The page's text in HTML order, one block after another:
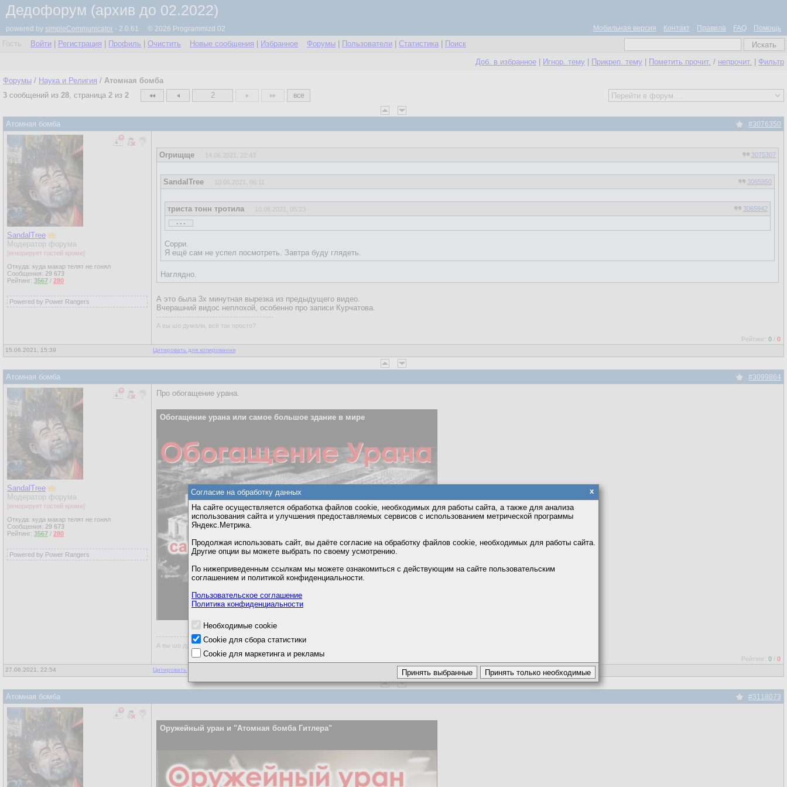
Дедофорум (архив до 02.2022)
powered by simpleCommunicator - 2.0.61 © 2026 Programmizd 02 Мобильная версия Контакт Правила FAQ Помощь
Гость Войти Регистрация Профиль Очистить Новые сообщения Избранное Форумы Пользователи Статистика Поиск
Доб. в избранное Игнор. тему Прикреп. тему Пометить прочит. / непрочит. Фильтр
Форумы / Наука и Религия / Атомная бомба
3 сообщений из 28, страница 2 из 2 2 все
Атомная бомба #3076350
SandalTree
Модератор форума
[игнорирует гостей кроме]
Откуда: куда макар телят не гонял
Сообщения: 29 673
Рейтинг: 3567 / 280
Powered by Power Rangers
Огрищще 14.06.2021, 22:43 3075307
SandalTree 10.06.2021, 06:11 3065950
триста тонн тротила 10.06.2021, 05:23 3065942
......
Сорри.
Я ещё сам не успел посмотреть. Завтра буду глядеть.
Наглядно.
А это была 3х минутная вырезка из предыдущего видео.
Вчерашний видос неплохой, особенно про записи Курчатова.
А вы шо думали, всё так просто?
Рейтинг: 0 / 0
15.06.2021, 15:39 Цитировать для копирования
Атомная бомба #3099864
SandalTree
Модератор форума
[игнорирует гостей кроме]
Откуда: куда макар телят не гонял
Сообщения: 29 673
Рейтинг: 3567 / 280
Powered by Power Rangers
Про обогащение урана.
Обогащение урана или самое большое здание в мире
А вы шо думали, всё так просто?
Рейтинг: 0 / 0
27.06.2021, 22:54 Цитировать для копирования
Атомная бомба #3118073
Оружейный уран и "Атомная бомба Гитлера"
Согласие на обработку данных
x
На сайте осуществляется обработка файлов cookie, необходимых для работы сайта, а также для анализа
использования сайта и улучшения предоставляемых сервисов с использованием метрической программы
Яндекс.Метрика.
Продолжая использовать сайт, вы даёте согласие на обработку файлов cookie, необходимых для работы сайта.
Другие опции вы можете выбрать по своему усмотрению.
По нижеприведенным ссылкам мы можете ознакомиться с действующим на сайте пользовательским
соглашением и политикой конфиденциальности.
Пользовательское соглашение
Политика конфиденциальности
Необходимые cookie
Cookie для сбора статистики
Cookie для маркетинга и рекламы